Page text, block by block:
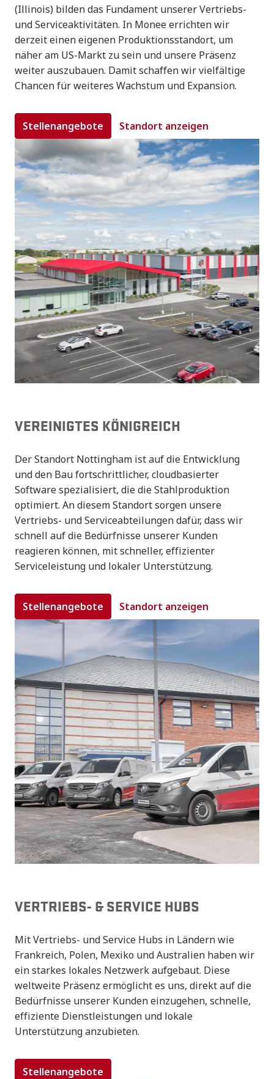
(Illinois) bilden das Fundament unserer Vertriebs-
und Serviceaktivitäten. In Monee errichten wir
derzeit einen eigenen Produktionsstandort, um
näher am US-Markt zu sein und unsere Präsenz
weiter auszubauen. Damit schaffen wir vielfältige
Chancen für weiteres Wachstum und Expansion.
Stellenangebote Standort anzeigen
VEREINIGTES KÖNIGREICH
Der Standort Nottingham ist auf die Entwicklung
und den Bau fortschrittlicher, cloudbasierter
Software spezialisiert, die die Stahlproduktion
optimiert. An diesem Standort sorgen unsere
Vertriebs- und Serviceabteilungen dafür, dass wir
schnell auf die Bedürfnisse unserer Kunden
reagieren können, mit schneller, effizienter
Serviceleistung und lokaler Unterstützung.
Stellenangebote Standort anzeigen
VERTRIEBS- & SERVICE HUBS
Mit Vertriebs- und Service Hubs in Ländern wie
Frankreich, Polen, Mexiko und Australien haben wir
ein starkes lokales Netzwerk aufgebaut. Diese
weltweite Präsenz ermöglicht es uns, direkt auf die
Bedürfnisse unserer Kunden einzugehen, schnelle,
effiziente Dienstleistungen und lokale
Unterstützung anzubieten.
Stellenangebote